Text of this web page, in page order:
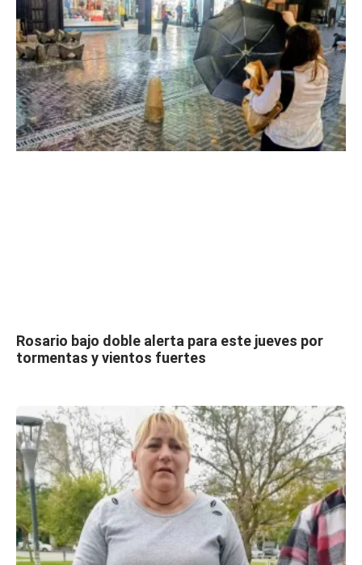
Rosario bajo doble alerta para este jueves por
tormentas y vientos fuertes